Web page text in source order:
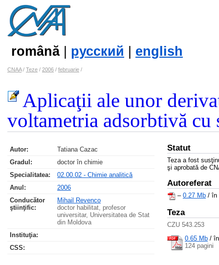
română| русский english
CNAA/ Teze / 2006 / februarie /
Aplicaţii ale unor
voltametria adsorbtivă
Autor:
Tatiana Cazac
Gradul:
doctor în chimie
Specialitatea:
02.00.02 - Chimie analitică
Anul:
2006
Conducător
ştiinţific:
Mihail Revenco
doctor habilitat, profesor
universitar, Universitatea de Stat
din Moldova
Instituţia:
CSS:
Statut
Teza a fost
şi aprobată de
Autoreferat
– 0.27 Mb / în
Teza
CZU 543.253
0.65 Mb /
124 pagini